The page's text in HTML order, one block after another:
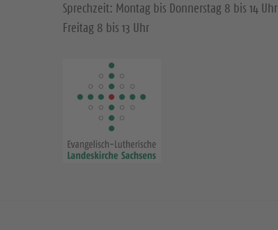
Sprechzeit: Montag bis Donnerstag 8 bis 14 Uhr
Freitag 8 bis 13 Uhr